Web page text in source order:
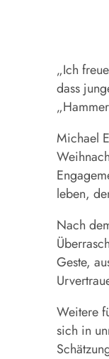
„Ich
dass
Michael
leben,
Nach
Geste,
Weitere
sich in